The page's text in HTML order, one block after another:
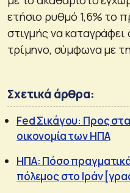
ετήσιο ρυθμό 1,6% το
στιγμής να
τρίμηνο, σύμφωνα με
Σχετικά άρθρα:
Fed Σικάγου: Προς
οικονομία των ΗΠΑ
ΗΠΑ: Πόσο πραγματικά
πόλεμος στο Ιράν